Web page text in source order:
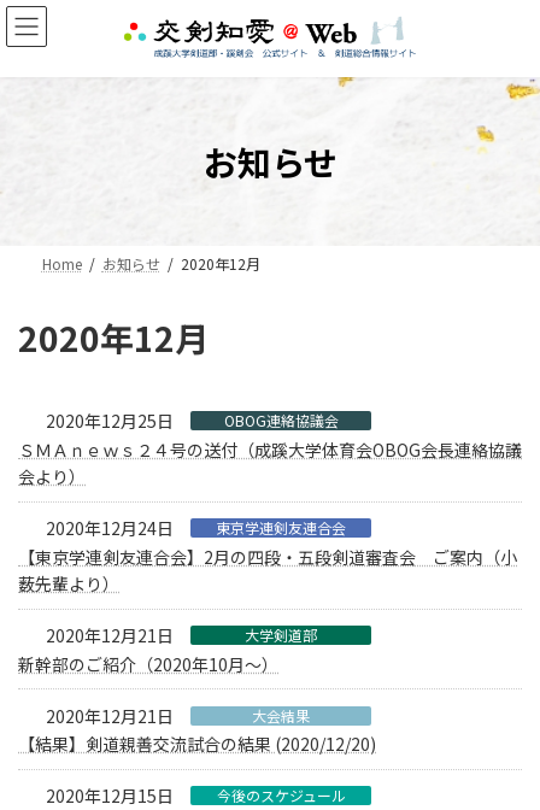
コ
ン
ン
ナ
ビ
ー
お知らせ
Home お知らせ 2020年12月
2020年12月
2020年12月25日 OBOG連絡協議会
ＳＭＡｎｅｗｓ２４号の送付（成蹊大学体育会OBOG会長連絡協議
会より）
2020年12月24日 東京学連剣友連合会
【東京学連剣友連合会】2月の四段・五段剣道審査会 ご案内（小
薮先輩より）
2020年12月21日 大学剣道部
新幹部のご紹介（2020年10月〜）
2020年12月21日 大会結果
【結果】剣道親善交流試合の結果 (2020/12/20)
2020年12月15日 今後のスケジュール